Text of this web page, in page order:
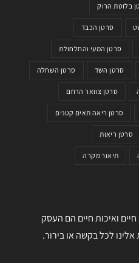
בלוטת הרוק
סרטן הכבד
סרטן המעי והחלחולת
סרטן השד סרטן השחלה
סרטן צוואר הרחם
סרטן ריאה תאים קטנים
סרטן ריאות
תיאור מקרה
ואיכות חיים הם העסק
אלינו לכל בקשה או בירור.